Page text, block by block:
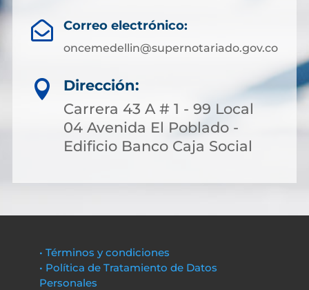
 Correo electrónico:
oncemedellin@supernotariado.gov.co

Dirección:
Carrera 43 A # 1 - 99 Local
04 Avenida El Poblado -
Edificio Banco Caja Social
• Términos y condiciones
• Política de Tratamiento de Datos
Personales